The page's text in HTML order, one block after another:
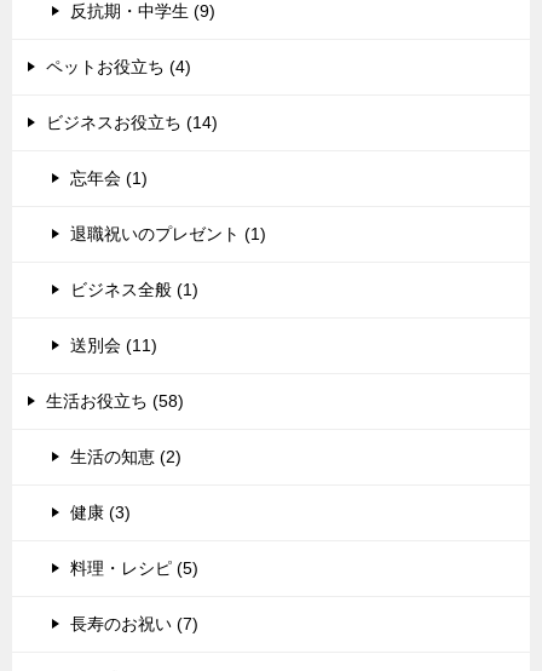
反抗期・中学生 (9)
ペットお役立ち (4)
ビジネスお役立ち (14)
忘年会 (1)
退職祝いのプレゼント (1)
ビジネス全般 (1)
送別会 (11)
生活お役立ち (58)
生活の知恵 (2)
健康 (3)
料理・レシピ (5)
長寿のお祝い (7)